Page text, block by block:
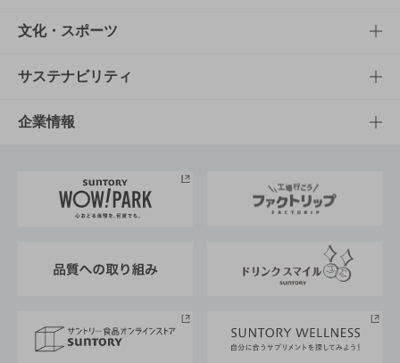
商品一覧
商品発売情報
栄養成分一覧
知る・楽しむTOP
キャンペーン
工場見学
地域情報
文化・スポーツ
文化・スポーツTOP
サントリーホール
サントリーサンバーズ大阪
サステナビリティ
サステナビリティTOP
サントリーが考えるサステナビリティ経営
企業情報
企業概要
採用情報